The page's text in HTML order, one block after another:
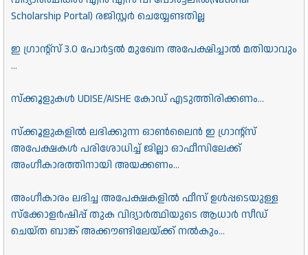
Scholarship Portal) രജിസ്റ്റർ ചെയ്യേണ്ടതില്ല
ഇ ഗ്രാന്റ്സ് 3.0 പോർട്ടൽ മുഖേന അപേക്ഷിച്ചാൽ മതിയാവും
...
സ്ക്കൂളുകൾ UDISE/AISHE കോഡ് എടുത്തിരിക്കണം...
സ്ക്കൂളുകളിൽ ലഭിക്കുന്ന ഓൺലൈൻ ഇ ഗ്രാന്റ്സ്
അപേക്ഷകൾ പരിശോധിച്ച് ജില്ലാ ഓഫീസിലേക്ക്
അംഗീകാരത്തിനായി അയക്കണം...
അംഗീകാരം ലഭിച്ച അപേക്ഷകളിൽ ഫീസ് ഉൾപ്പടെയുള്ള
സ്ക്കോളർഷിപ്പ് തുക വിദ്യാർത്ഥിയുടെ ആധാർ സീഡ്
ചെയ്ത ബാങ്ക് അക്കൗണ്ടിലേയ്ക്ക് നൽകും...